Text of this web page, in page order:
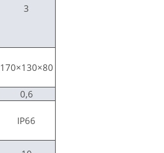
3
170×130×80
0,6
IP66